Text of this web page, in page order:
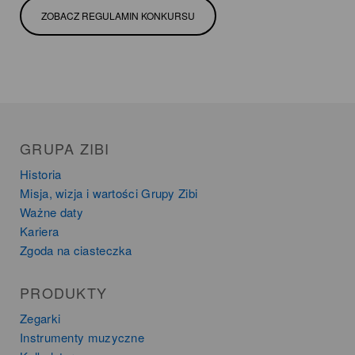
ZOBACZ REGULAMIN KONKURSU
GRUPA ZIBI
Historia
Misja, wizja i wartości Grupy Zibi
Ważne daty
Kariera
Zgoda na ciasteczka
PRODUKTY
Zegarki
Instrumenty muzyczne